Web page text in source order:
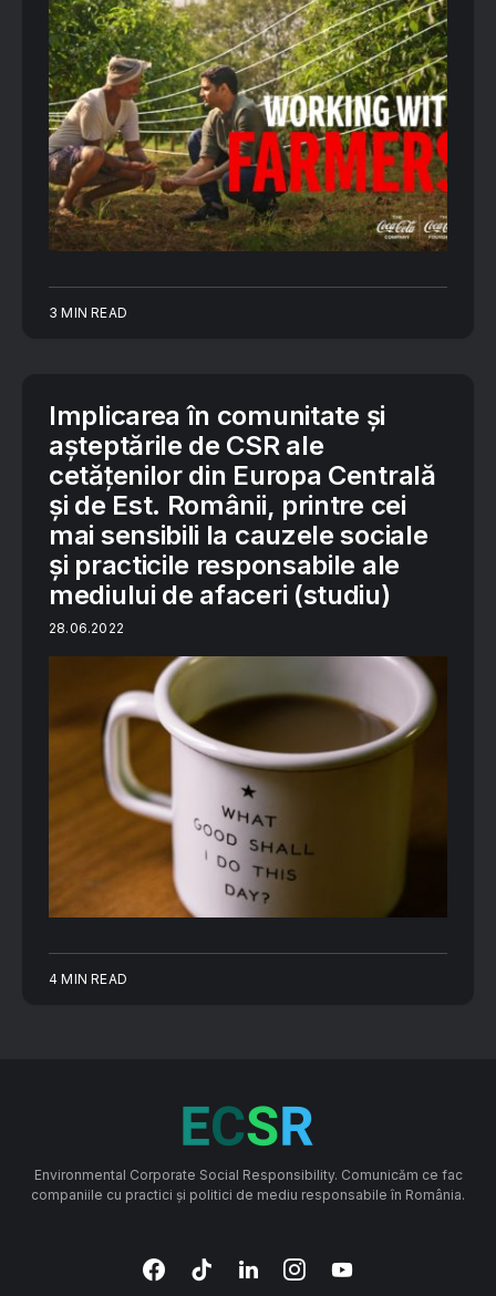
3 MIN READ
Implicarea în comunitate și
așteptările de CSR ale
cetățenilor din Europa Centrală
și de Est. Românii, printre cei
mai sensibili la cauzele sociale
și practicile responsabile ale
mediului de afaceri (studiu)
28.06.2022
4 MIN READ
Environmental Corporate Social Responsibility. Comunicăm ce fac
companiile cu practici și politici de mediu responsabile în România.